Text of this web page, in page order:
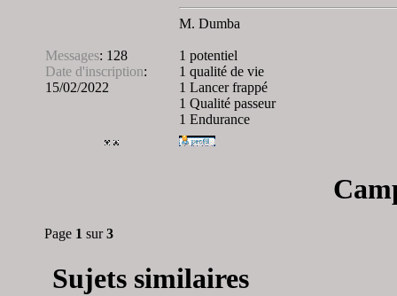
Messages: 128
Date d'inscription:
15/02/2022
M. Dumba
1 potentiel
1 qualité de vie
1 Lancer frappé
1 Qualité passeur
1 Endurance
Page 1 sur3
Sujets similaires